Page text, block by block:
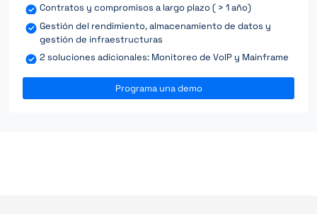
Contratos y compromisos a largo plazo ( > 1 año)
Gestión del rendimiento, almacenamiento de datos y
gestión de infraestructuras
2 soluciones adicionales: Monitoreo de VoIP y Mainframe
Programa una demo